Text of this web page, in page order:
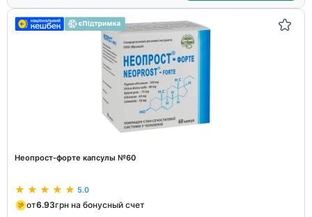
Неопрост-форте капсулы №60
5.0
от6.93грн на бонусный счет